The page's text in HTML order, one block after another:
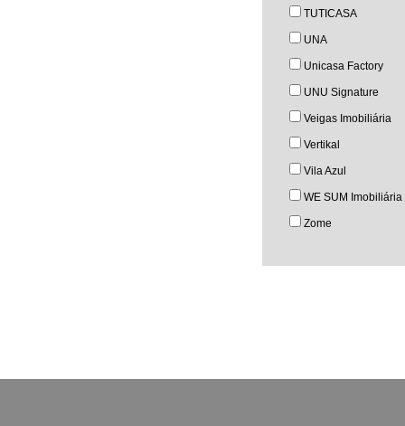
TUTICASA
UNA
Unicasa Factory
UNU Signature
Veigas Imobiliária
Vertikal
Vila Azul
WE SUM Imobiliária
Zome